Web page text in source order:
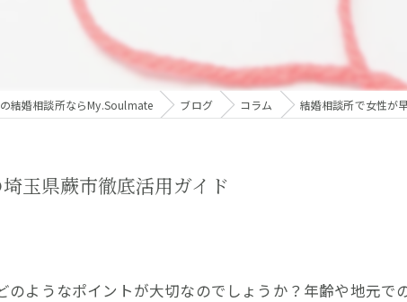
無料
結婚相談所ならMy.Soulmate ブログ コラム 結婚相談所で女性が
玉県蕨市徹底活用ガイド
ようなポイントが大切なのでしょうか？年齢や地元で